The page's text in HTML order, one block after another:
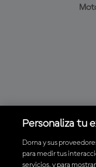
Personaliza tu
Dorna y sus
para medir tus
servicios, y para